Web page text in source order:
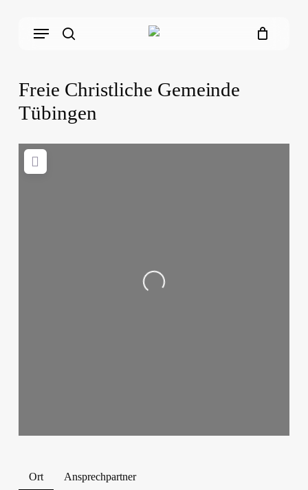
Menu
Freie Christliche Gemeinde
Tübingen
Loading...
Ort Ansprechpartner